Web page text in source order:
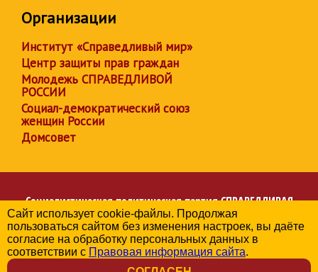
Организации
Институт «Справедливый мир»
Центр защиты прав граждан
Молодежь СПРАВЕДЛИВОЙ
РОССИИ
Социал-демократический союз
женщин России
Домсовет
Социалистическая политическая партияСПРАВЕДЛИВАЯ
РОССИЯ
Региональное отделение партии в Ульяновской области
© 2006-2026
Политика в отношении обработки персональных данных
Сайт использует cookie-файлы. Продолжая
пользоваться сайтом без изменения настроек, вы даёте
согласие на обработку персональных данных в
соответствии с Правовая информация сайта.